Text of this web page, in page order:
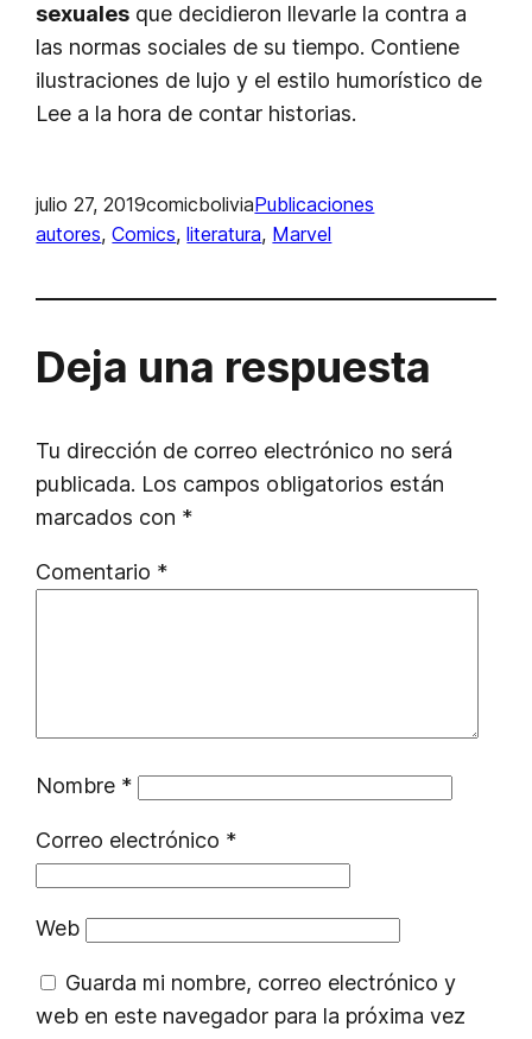
sexuales que decidieron llevarle la contra a
las normas sociales de su tiempo. Contiene
ilustraciones de lujo y el estilo humorístico de
Lee a la hora de contar historias.
julio 27, 2019comicboliviaPublicaciones
autores, Comics, literatura, Marvel
Deja una respuesta
Tu dirección de correo electrónico no será
publicada. Los campos obligatorios están
marcados con *
Comentario *
Nombre *
Correo electrónico *
Web
Guarda mi nombre, correo electrónico y
web en este navegador para la próxima vez